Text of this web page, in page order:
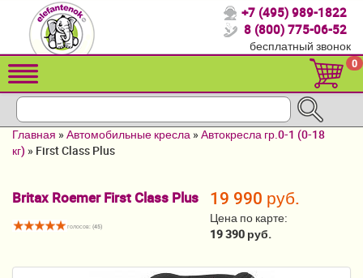
Спасибо, что выбрали нас!
Распродажа!
Детские коляски
Кроватки для новорожденных
+7 (495) 989-1822
8 (800) 775-06-52
бесплатный звонок
0
Главная »Автомобильные кресла »Автокресла гр.0-1 (0-18
кг) » First Class Plus
Britax Roemer First Class Plus
голосов: (45)
19 990 руб.
Цена по карте:
19 390 руб.